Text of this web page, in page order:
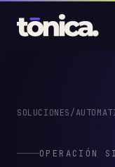
SOLUCIONES/
OPERACIÓN